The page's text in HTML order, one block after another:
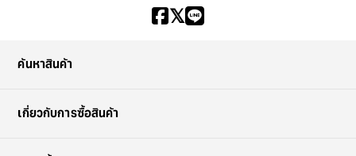
ค้นหาสินค้า
เกี่ยวกับการซื้อสินค้า